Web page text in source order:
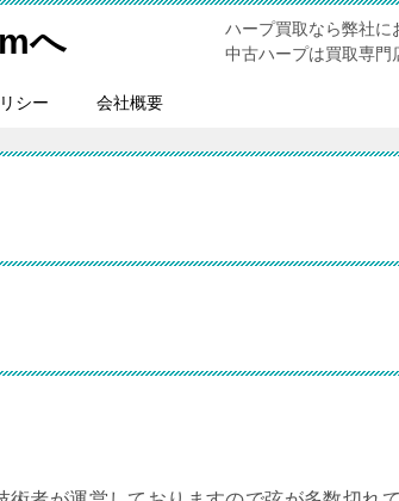
へ
ハープ買取なら弊社に
中古ハープは買取専門
シー 会社概要